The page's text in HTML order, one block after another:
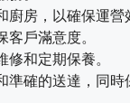
房，以確保運營
戶滿意度。
和定期保養。
確的送達，同時